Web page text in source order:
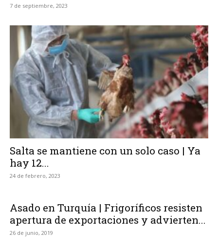
7 de septiembre, 2023
Salta se mantiene con un solo caso | Ya
hay 12...
24 de febrero, 2023
Asado en Turquía | Frigoríficos resisten
apertura de exportaciones y advierten...
26 de junio, 2019